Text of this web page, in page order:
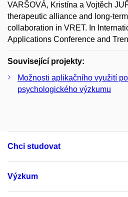
VARŠOVÁ, Kristína a Vojtěch
therapeutic alliance and long-
collaboration in VRET. In
Applications Conference and
Související projekty:
Možnosti aplikačního využití
psychologického výzkumu
Chci studovat
Výzkum